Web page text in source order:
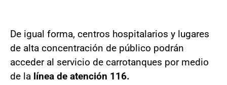
De igual forma, centros hospitalarios y lugares
de alta concentración de público podrán
acceder al servicio de carrotanques por medio
de la línea de atención 116.